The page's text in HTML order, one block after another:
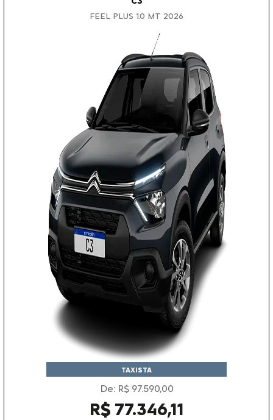
FEEL PLUS 1.0 MT 2026
TAXISTA
De: R$ 97.590,00
R$ 77.346,11